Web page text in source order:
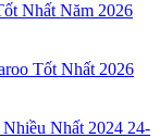
Nhất Năm 2026
Tốt Nhất 2026
Nhất 2024 24-